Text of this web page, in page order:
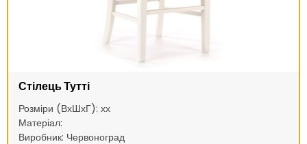
Стілець Тутті
Розміри (ВхШхГ): хх
Матеріал:
Виробник: Червоноград